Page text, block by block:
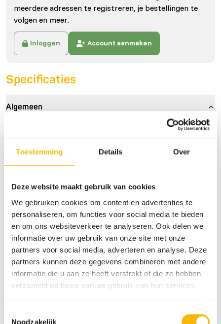
Toestemming Details Over
Deze website maakt gebruik van cookies
We gebruiken cookies om content en advertenties te
personaliseren, om functies voor social media te bieden
en om ons websiteverkeer te analyseren. Ook delen we
informatie over uw gebruik van onze site met onze
partners voor social media, adverteren en analyse. Deze
partners kunnen deze gegevens combineren met andere
informatie die u aan ze heeft verstrekt of die ze hebben
verzameld op basis van uw gebruik van hun services.
Noodzakelijk
meerdere adressen te registreren, je bestellingen te
volgen en meer.
Inloggen Account aanmaken
Specificaties
Algemeen
Groentenburger
Artikelnummer
B6383
Verkoopeenheid
Voorraadstatus
Uit voorraad leverbaar
Details
Merk
Animalfoods